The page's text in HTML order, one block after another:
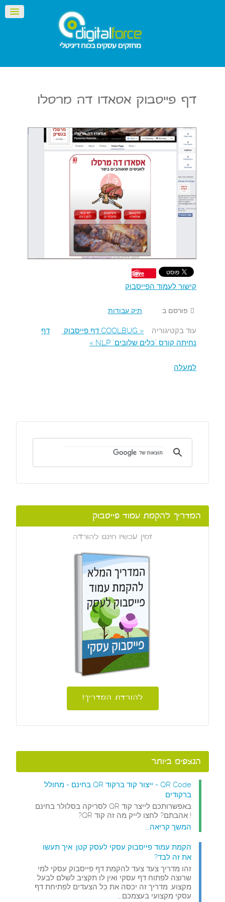
דף פייסבוק אסאדו דה מרסלו
Save
קישור לעמוד הפייסבוק
פורסם ב: תיק עבודות
עוד בקטיגוריה « COOLBUG דף פייסבוק
דף
נחיתה קורס "כלים שלובים" NLP »
למעלה
המדריך להקמת עמוד פייסבוק
זמין עכשיו חינם להורדה
להורדת המדריך!
הנצפים ביותר
QR Code - ייצור קוד ברקוד QR בחינם - מחולל
ברקודים
באפשרותכם לייצר קוד QR לסריקה בסלולר בחינם
! אהבתם? לחצו לייק מה זה קוד QR?
המשך קריאה...
הקמת עמוד פייסבוק עסקי לעסק קטן. איך תעשו
את זה לבד?
זהו מדריך צעד צעד להקמת דף פייסבוק עסקי למי
שרוצה לפתוח דף עסקי ואין לו תקציב לשלם לבעל
מקצוע. מדריך זה יכסה את כל הצעדים לפתיחת דף
עסקי מקצועי בעצמכם.…